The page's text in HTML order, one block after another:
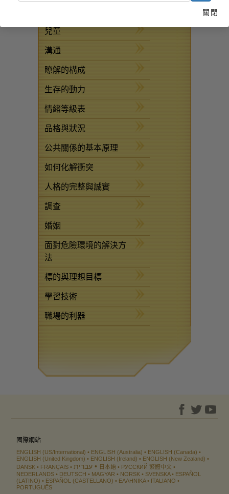
兒童
溝通
瞭解的構成
生存的動力
情緒等級表
品格與狀況
公共關係的基本原理
如何化解衝突
人格的完整與誠實
調查
婚姻
面對危險環境的解決方
法
標的與理想目標
學習技術
職場的利器
國際網站
ENGLISH (US/International) ENGLISH (Australia)
ENGLISH (Canada)
ENGLISH (United Kingdom)
ENGLISH (Ireland)
ENGLISH (New Zealand)
DANSK
FRANÇAIS עברית 日本語 РУССКИЙ 繁體中文
NEDERLANDS
DEUTSCH MAGYAR NORSK SVENSKA
ESPAÑOL
(LATINO)
ESPAÑOL (CASTELLANO) ΕΛΛΗΝΙΚA
ITALIANO
PORTUGUÊS
關閉